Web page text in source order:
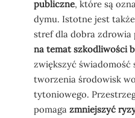
publiczne, które są
dymu. Istotne jest
stref dla dobra zdrowia
na temat szkodliwości
zwiększyć świadomość
tworzenia środowisk
tytoniowego.
pomaga zmniejszyć